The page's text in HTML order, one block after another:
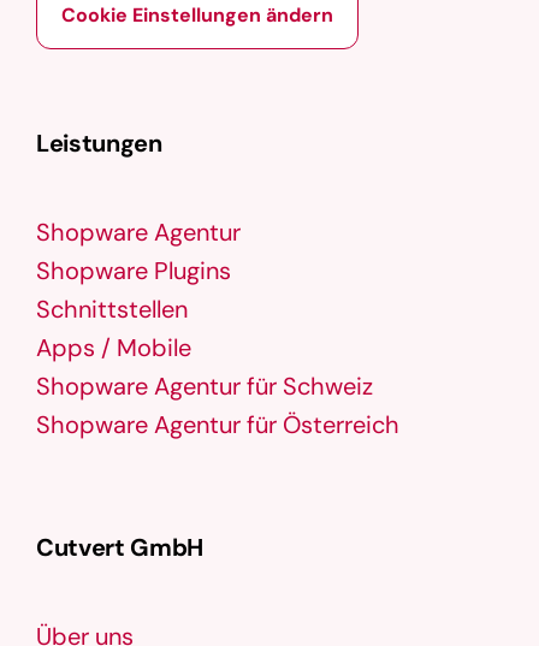
Cookie Einstellungen ändern
Leistungen
Shopware Agentur
Shopware Plugins
Schnittstellen
Apps / Mobile
Shopware Agentur für Schweiz
Shopware Agentur für Österreich
Cutvert GmbH
Über uns